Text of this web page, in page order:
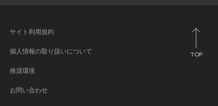
サイト利用規約
個人情報の取り扱いについて
推奨環境
お問い合わせ
TOP